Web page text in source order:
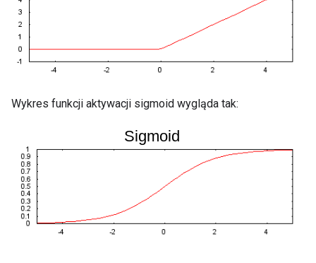
Wykres funkcji aktywacji sigmoid wygląda tak: